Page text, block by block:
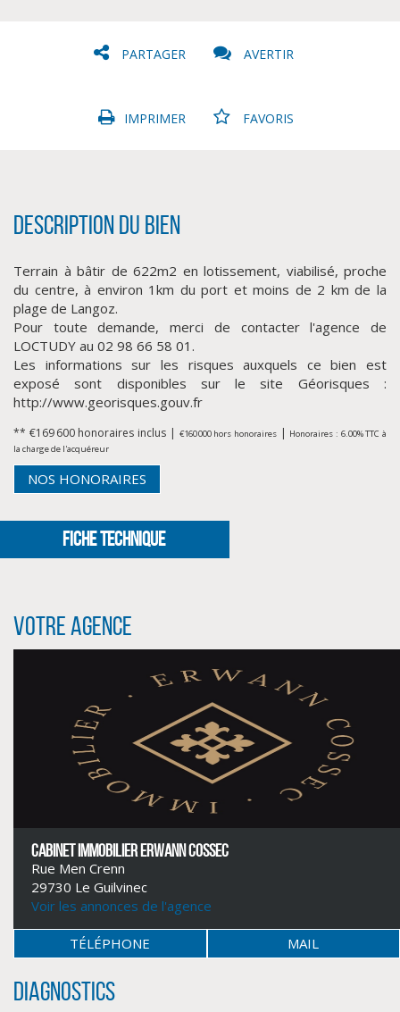
PARTAGER AVERTIR
IMPRIMER FAVORIS
Description du bien
Terrain à bâtir de 622m2 en lotissement, viabilisé, proche
du centre, à environ 1km du port et moins de 2 km de la
plage de Langoz.
Pour toute demande, merci de contacter l'agence de
LOCTUDY au 02 98 66 58 01.
Les informations sur les risques auxquels ce bien est
exposé sont disponibles sur le site Géorisques :
http://www.georisques.gouv.fr
** €169 600 honoraires inclus | €160 000 hors honoraires| Honoraires : 6.00% TTC à
la charge de l'acquéreur
NOS HONORAIRES
FICHE TECHNIQUE
Votre agence
CABINET IMMOBILIER ERWANN COSSEC
Rue Men Crenn
29730 Le Guilvinec
Voir les annonces de l'agence
TÉLÉPHONE MAIL
Diagnostics